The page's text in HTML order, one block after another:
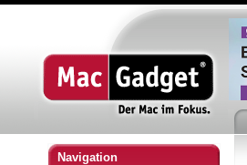
Navigation